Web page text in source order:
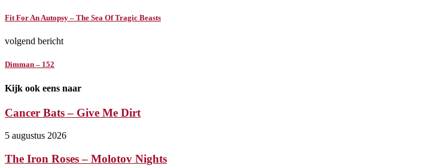
Fit For An Autopsy – The Sea Of Tragic Beasts
volgend bericht
Dimman – 152
Kijk ook eens naar
Cancer Bats – Give Me Dirt
5 augustus 2026
The Iron Roses – Molotov Nights